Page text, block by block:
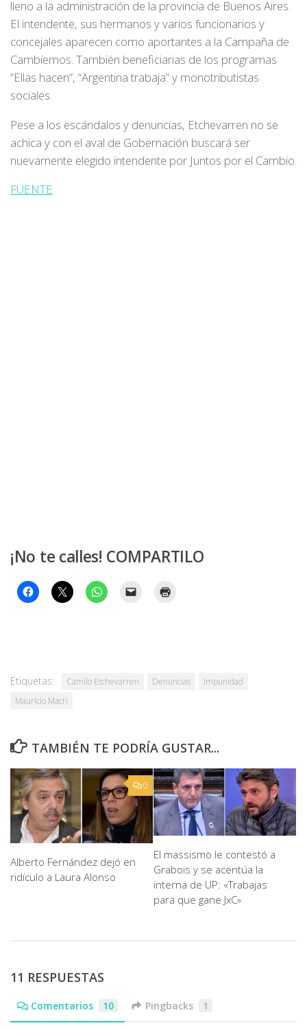
lleno a la administración de la provincia de Buenos Aires.
El intendente, sus hermanos y varios funcionarios y
concejales aparecen como aportantes a la Campaña de
Cambiemos. También beneficiarias de los programas
“Ellas hacen”, “Argentina trabaja” y monotributistas
sociales.
Pese a los escándalos y denuncias, Etchevarren no se
achica y con el aval de Gobernación buscará ser
nuevamente elegido intendente por Juntos por el Cambio.
FUENTE
¡No te calles! COMPARTILO
Etiquetas: Camilo Etchevarren Denuncias
Impunidad
Mauricio Macri
TAMBIÉN TE PODRÍA GUSTAR...
0
Alberto Fernández dejó en
ridículo a Laura Alonso
El massismo le contestó a
Grabois y se acentúa la
interna de UP: «Trabajas
para que gane JxC»
11 RESPUESTAS
Comentarios 10 Pingbacks 1